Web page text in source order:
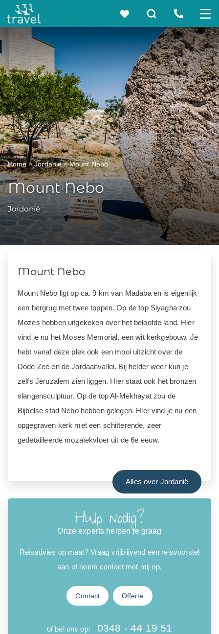
Home Jordanië Mount Nebo
Mount Nebo
Jordanië
Mount Nebo
Mount Nebo ligt op ca. 9 km van Madaba en is eigenlijk
een bergrug met twee toppen. Op de top Siyagha zou
Mozes hebben uitgekeken over het beloofde land. Hier
vind je nu het Moses Memorial, een wit kerkgebouw. Je
hebt vanaf deze plek ook een mooi uitzicht over de
Dode Zee en de Jordaanvallei. Bij helder weer kun je
zelfs Jeruzalem zien liggen. Hier staat ook het bronzen
slangensculptuur. Op de top Al-Mekhayat zou de
Bijbelse stad Nebo hebben gelegen. Hier vind je nu een
opgegraven kerk met een schitterende, zeer
gedetailleerde mozaïekvloer uit de 6e eeuw.
Alles over Jordanië
Hulp nodig?
Onze experts helpen je graag
Reisadvies op maat? Vraag vrijblijvend een reisvoorstel
aan of neem contact met mij op.
Contact Offerte
of bel ons op: 0348 - 44 19 51